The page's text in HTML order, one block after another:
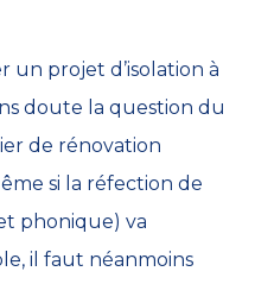
un projet d’isolation à
doute la question du
de rénovation
si la réfection de
phonique) va
il faut néanmoins